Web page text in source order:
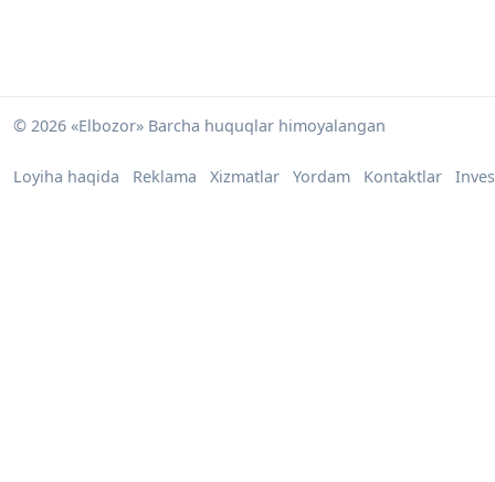
© 2026 «Elbozor» Barcha huquqlar himoyalangan
Loyiha haqida Reklama Xizmatlar Yordam Kontaktlar